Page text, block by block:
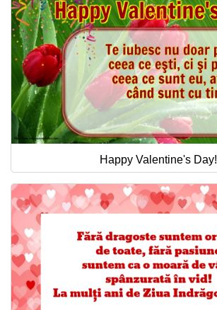
Happy Valentine's Day!